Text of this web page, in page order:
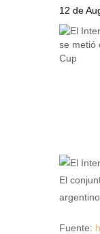
12 de
El
Fuente: